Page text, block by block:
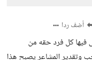
أضف ردا
فيها كل فرد حقه من